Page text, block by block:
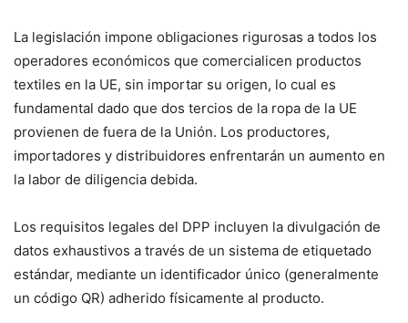
La legislación impone obligaciones rigurosas a todos los
operadores económicos que comercialicen productos
textiles en la UE, sin importar su origen, lo cual es
fundamental dado que dos tercios de la ropa de la UE
provienen de fuera de la Unión. Los productores,
importadores y distribuidores enfrentarán un aumento en
la labor de diligencia debida.
Los requisitos legales del DPP incluyen la divulgación de
datos exhaustivos a través de un sistema de etiquetado
estándar, mediante un identificador único (generalmente
un código QR) adherido físicamente al producto.